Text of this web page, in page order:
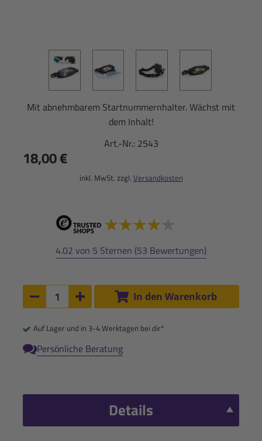
Mit abnehmbarem Startnummernhalter. Wächst mit
dem Inhalt!
Art.-Nr.: 2543
18,00 €
inkl. MwSt. zzgl. Versandkosten
4.02 von 5 Sternen (53 Bewertungen)
Anzahl:
Anzahl um 1 verringern
Anzahl um 1 erhöhen
In den Warenkorb
Auf Lager und in 3-4 Werktagen bei dir*
Persönliche Beratung
Details